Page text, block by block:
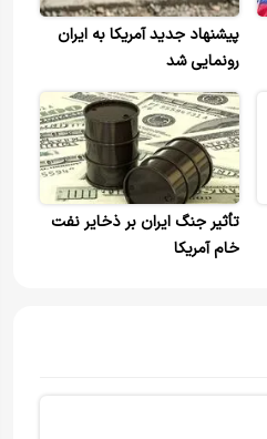
پیشنهاد جدید آمریکا به ایران
رونمایی شد
تأثیر جنگ ایران بر ذخایر نفت
خام آمریکا